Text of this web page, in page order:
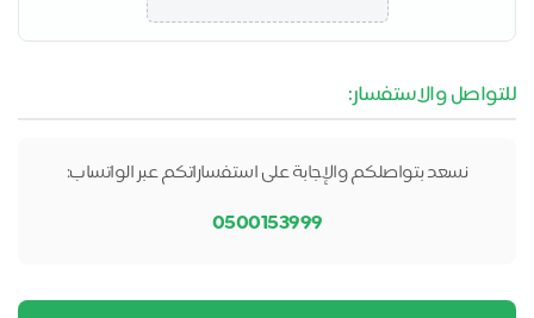
للتواصل والاستفسار:
نسعد بتواصلكم والإجابة على استفساراتكم عبر الواتساب:
0500153999